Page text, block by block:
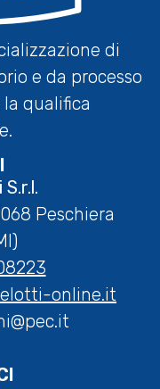
di
e da processo
qualifica
Peschiera
online.it